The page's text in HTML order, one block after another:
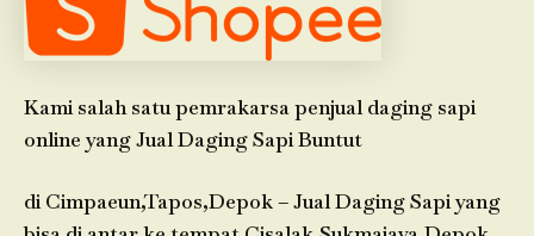
Kami salah satu pemrakarsa penjual daging sapi
online yang Jual Daging Sapi Buntut
di Cimpaeun,Tapos,Depok – Jual Daging Sapi yang